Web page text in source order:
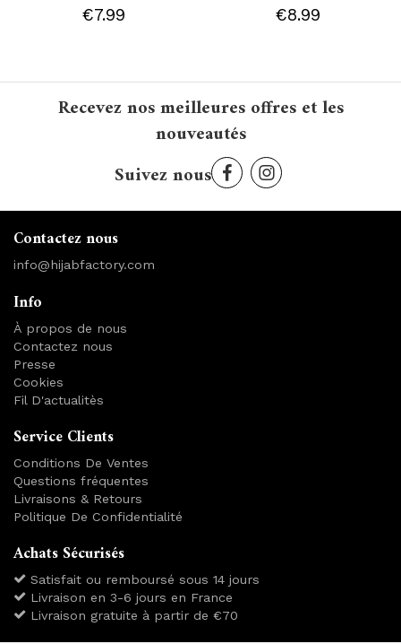
€7.99 €8.99
Recevez nos meilleures offres et les
nouveautés
Suivez nous
Contactez nous
info@hijabfactory.com
Info
À propos de nous
Contactez nous
Presse
Cookies
Fil D'actualitès
Service Clients
Conditions De Ventes
Questions fréquentes
Livraisons & Retours
Politique De Confidentialité
Achats Sécurisés
Satisfait ou remboursé sous 14 jours
Livraison en 3-6 jours en France
Livraison gratuite à partir de €70